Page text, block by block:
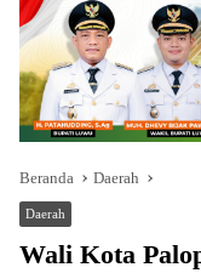
Beranda Daerah
Daerah
Wali Kota